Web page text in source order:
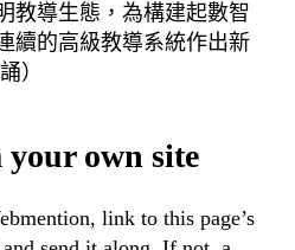
教導生態，為構建起數智
續的高級教導系統作出新
）
your own site
link to this page’s